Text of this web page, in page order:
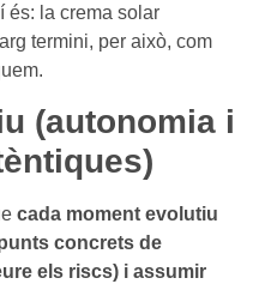
és: la crema solar
termini, per això, com
(autonomia i
cada moment evolutiu
concrets de
els riscs) i assumir